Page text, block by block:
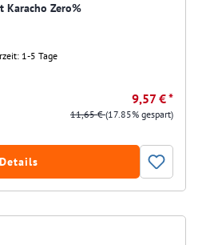
Karacho Zero%
1-5 Tage
9,57 € *
11,65 €(17.85% gespart)
Details